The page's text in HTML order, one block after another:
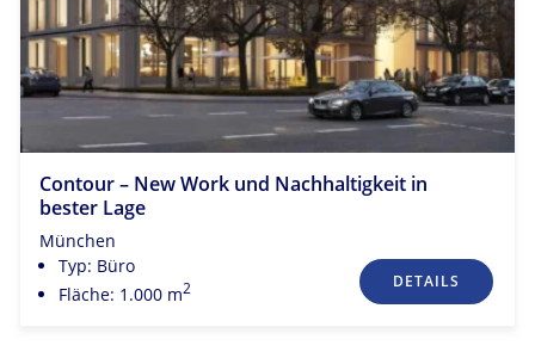
Contour – New Work und Nachhaltigkeit in
bester Lage
München
Typ: Büro
Fläche: 1.000 m2 DETAILS